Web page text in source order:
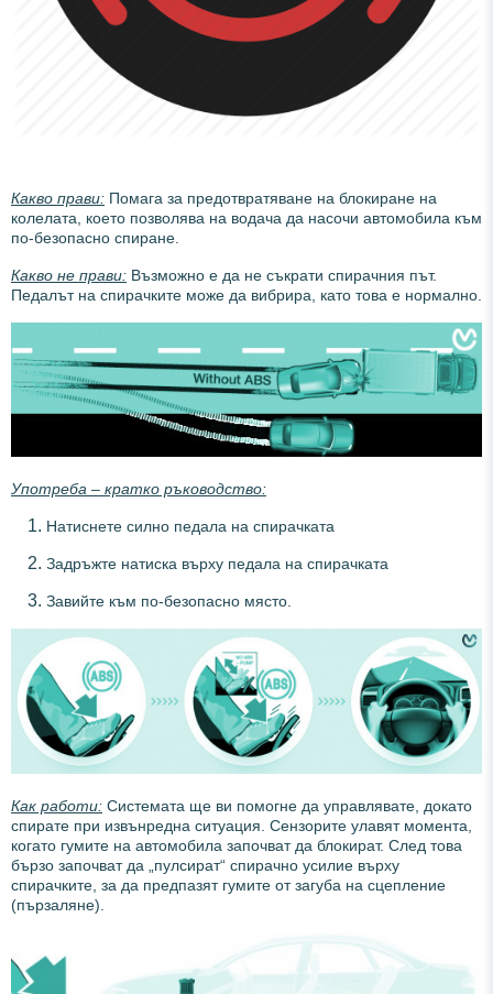
Какво прави: Помага за предотвратяване на блокиране на
колелата, което позволява на водача да насочи автомобила към
по-безопасно спиране.
Какво не прави: Възможно е да не съкрати спирачния път.
Педалът на спирачките може да вибрира, като това е нормално.
Употреба – кратко ръководство:
Натиснете силно педала на спирачката
Задръжте натиска върху педала на спирачката
Завийте към по-безопасно място.
Как работи: Системата ще ви помогне да управлявате, докато
спирате при извънредна ситуация. Сензорите улавят момента,
когато гумите на автомобила започват да блокират. След това
бързо започват да „пулсират“ спирачно усилие върху
спирачките, за да предпазят гумите от загуба на сцепление
(пързаляне).